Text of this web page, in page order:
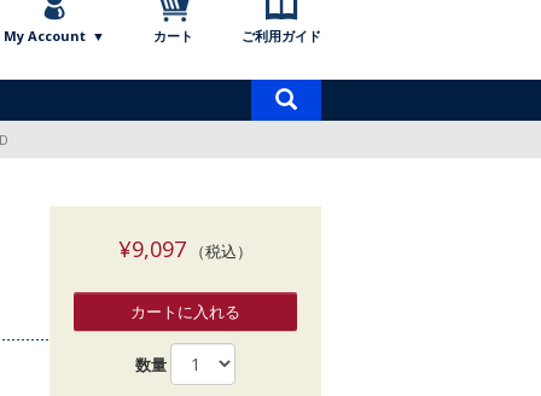
My Account カート ご利用ガイド
索
¥9,097（税込）
カートに入れる
数量